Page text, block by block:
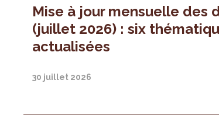
Mise à jour mensuelle des
(juillet 2026) : six
actualisées
30 juillet 2026